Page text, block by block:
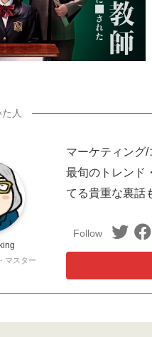
マスター
マーケティング/
最旬のトレンド
てる貴重な裏話